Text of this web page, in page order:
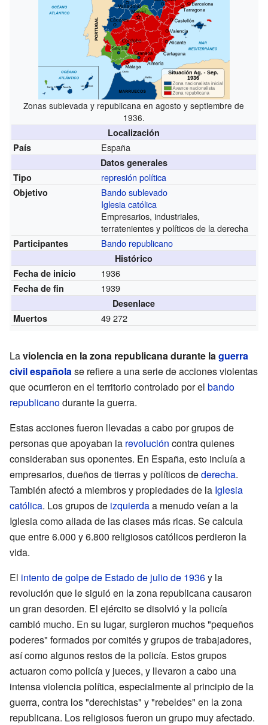
Zonas sublevada y republicana en agosto y septiembre de
1936.
Localización
País
España
Datos generales
Tipo
represión política
Objetivo
Bando sublevado
Iglesia católica
Empresarios, industriales,
terratenientes y políticos de la derecha
Participantes Bando republicano
Histórico
Fecha de inicio
1936
Fecha de fin 1939
Desenlace
Muertos
49 272
Laviolencia en la zona republicana durante laguerra
civil españolase refiere a una serie de acciones violentas
que ocurrieron en el territorio controlado por el bando
republicanodurante la guerra.
Estas acciones fueron llevadas a cabo por grupos de
personas que apoyaban la revolución contra quienes
consideraban sus oponentes. En España, esto incluía a
empresarios, dueños de tierras y políticos dederecha.
También afectó a miembros y propiedades de la Iglesia
católica. Los grupos de izquierdaa menudo veían a la
Iglesia como aliada de las clases más ricas. Se calcula
que entre 6.000 y 6.800 religiosos católicos perdieron la
vida.
El intento de golpe de Estado de julio de 1936y la
revolución que le siguió en la zona republicana causaron
un gran desorden. El ejército se disolvió y la policía
cambió mucho. En su lugar, surgieron muchos "pequeños
poderes" formados por comités y grupos de trabajadores,
así como algunos restos de la policía. Estos grupos
actuaron como policía y jueces, y llevaron a cabo una
intensa violencia política, especialmente al principio de la
guerra, contra los "derechistas" y "rebeldes" en la zona
republicana. Los religiosos fueron un grupo muy afectado.